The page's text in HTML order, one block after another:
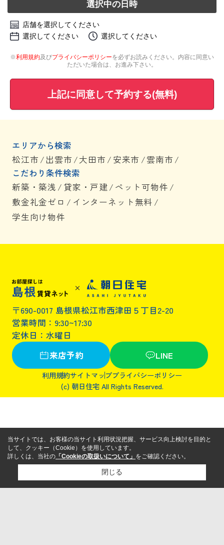
選択中の日時
店舗を選択してください
選択してください
選択してください
※利用規約及びプライバシーポリシーを必ずお読みください。内容に同意い
ただいた場合は、お進み下さい。
上記に同意して予約する(無料)
エリアから検索
松江市 / 出雲市 /大田市 / 安来市 /雲南市 /
こだわり条件検索
新築・築浅 / 貸家・戸建/ ペット可物件 /
敷金礼金ゼロ / インターネット無料 /
学生向け物件
〒690-0017 島根県松江市西津田５丁目2-20
営業時間：9:30~17:30
定休日：水曜日
来店予約
LINE
利用規約サイトマッププライバシーポリシー
(c) 朝日住宅 All Rights Reserved.
当サイトでは、お客様の当サイト利用状況把握、サービス向上検討を目的と
して、クッキー（Cookie）を使用しています。
詳しくは、当社の 「Cookieの取扱いについて」 をご確認ください。
閉じる